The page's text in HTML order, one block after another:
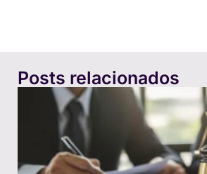
Posts relacionados